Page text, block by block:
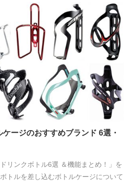
ージのおすすめブランド 6選・
リンクボトル6選 ＆機能まとめ！」を
トルを差し込むボトルケージについて